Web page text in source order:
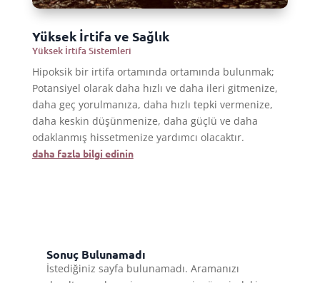
Yüksek İrtifa ve Sağlık
Yüksek İrtifa Sistemleri
Hipoksik bir irtifa ortamında ortamında bulunmak;
Potansiyel olarak daha hızlı ve daha ileri gitmenize,
daha geç yorulmanıza, daha hızlı tepki vermenize,
daha keskin düşünmenize, daha güçlü ve daha
odaklanmış hissetmenize yardımcı olacaktır.
daha fazla bilgi edinin
Sonuç Bulunamadı
İstediğiniz sayfa bulunamadı. Aramanızı